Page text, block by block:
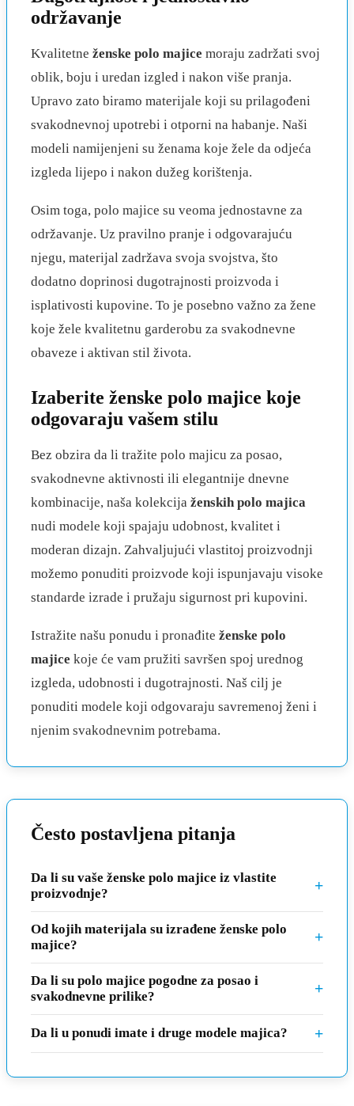
održavanje
Kvalitetne ženske polo majice moraju zadržati svoj
oblik, boju i uredan izgled i nakon više pranja.
Upravo zato biramo materijale koji su prilagođeni
svakodnevnoj upotrebi i otporni na habanje. Naši
modeli namijenjeni su ženama koje žele da odjeća
izgleda lijepo i nakon dužeg korištenja.
Osim toga, polo majice su veoma jednostavne za
održavanje. Uz pravilno pranje i odgovarajuću
njegu, materijal zadržava svoja svojstva, što
dodatno doprinosi dugotrajnosti proizvoda i
isplativosti kupovine. To je posebno važno za žene
koje žele kvalitetnu garderobu za svakodnevne
obaveze i aktivan stil života.
Izaberite ženske polo majice koje
odgovaraju vašem stilu
Bez obzira da li tražite polo majicu za posao,
svakodnevne aktivnosti ili elegantnije dnevne
kombinacije, naša kolekcija ženskih polo majica
nudi modele koji spajaju udobnost, kvalitet i
moderan dizajn. Zahvaljujući vlastitoj proizvodnji
možemo ponuditi proizvode koji ispunjavaju visoke
standarde izrade i pružaju sigurnost pri kupovini.
Istražite našu ponudu i pronađite ženske polo
majice koje će vam pružiti savršen spoj urednog
izgleda, udobnosti i dugotrajnosti. Naš cilj je
ponuditi modele koji odgovaraju savremenoj ženi i
njenim svakodnevnim potrebama.
Često postavljena pitanja
Da li su vaše ženske polo majice iz vlastite
proizvodnje?
+
Od kojih materijala su izrađene ženske polo
majice?
+
Da li su polo majice pogodne za posao i
svakodnevne prilike?
+
Da li u ponudi imate i druge modele majica? +